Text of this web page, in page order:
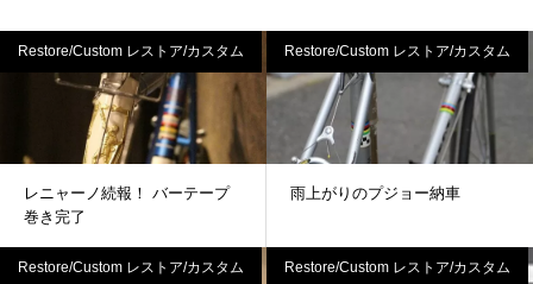
Restore/Custom レストア/カスタム
レニャーノ続報！ バーテープ
巻き完了
Restore/Custom レストア/カスタム
雨上がりのプジョー納車
Restore/Custom レストア/カスタム Restore/Custom レストア/カスタム